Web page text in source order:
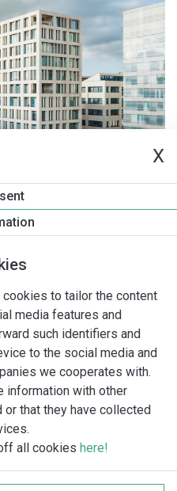
X
to tailor the content
media features and
such identifiers and
to the social media and
we cooperates with.
information with other
or that they have collected
all cookies here!